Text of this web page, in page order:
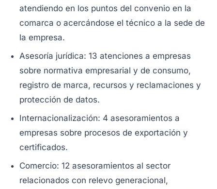
atendiendo en los puntos del convenio en la
comarca o acercándose el técnico a la sede de
la empresa.
Asesoría jurídica: 13 atenciones a empresas
sobre normativa empresarial y de consumo,
registro de marca, recursos y reclamaciones y
protección de datos.
Internacionalización: 4 asesoramientos a
empresas sobre procesos de exportación y
certificados.
Comercio: 12 asesoramientos al sector
relacionados con relevo generacional,